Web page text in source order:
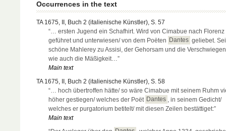
Occurrences in the text
TA 1675, II, Buch 2 (italienische Künstler), S. 57
“… ersten Jugend ein Schafhirt. Wird von Cimabue nach Florenz
geführet und unterwiesen/ von dem Poëten Dantes geliebet.
schöne Mahlerey zu Assisi, der Gehorsam und die
wie auch die Mäßigkeit…”
Main text
TA 1675, II, Buch 2 (italienische Künstler), S. 58
“… hoch übertroffen hätte/ so wäre Cimabue mit seinem Ruhm
höher gestiegen/ welches der Poët Dantes
, in seinem Gedicht/
welches er purgatorium betitelt/ mit diesen Zeilen bestättiget:”
Main text